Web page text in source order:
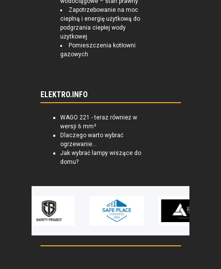
Zapotrzebowanie na moc
cieplną i energię użytkową do
podgrzania ciepłej wody
użytkowej
Pomieszczenia kotłowni
gazowych
ELEKTRO.INFO
WAGO 221 - teraz również w
wersji 6 mm²
Dlaczego warto wybrać
ogrzewanie...
Jak wybrać lampy wiszące do
domu?